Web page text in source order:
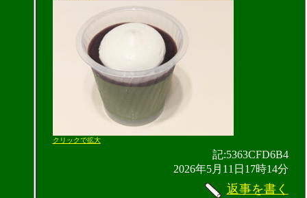
クリックで拡大
記:5363CFD6B4
2026年5月11日17時14分
返事を書く